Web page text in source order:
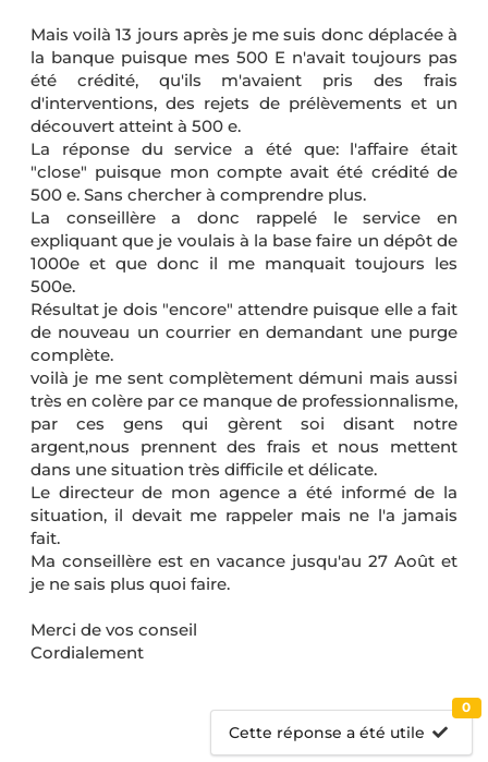
Mais voilà 13 jours après je me suis donc déplacée à
la banque puisque mes 500 E n'avait toujours pas
été crédité, qu'ils m'avaient pris des frais
d'interventions, des rejets de prélèvements et un
découvert atteint à 500 e.
La réponse du service a été que: l'affaire était
"close" puisque mon compte avait été crédité de
500 e. Sans chercher à comprendre plus.
La conseillère a donc rappelé le service en
expliquant que je voulais à la base faire un dépôt de
1000e et que donc il me manquait toujours les
500e.
Résultat je dois "encore" attendre puisque elle a fait
de nouveau un courrier en demandant une purge
complète.
voilà je me sent complètement démuni mais aussi
très en colère par ce manque de professionnalisme,
par ces gens qui gèrent soi disant notre
argent,nous prennent des frais et nous mettent
dans une situation très difficile et délicate.
Le directeur de mon agence a été informé de la
situation, il devait me rappeler mais ne l'a jamais
fait.
Ma conseillère est en vacance jusqu'au 27 Août et
je ne sais plus quoi faire.
Merci de vos conseil
Cordialement
Cette réponse a été utile
0